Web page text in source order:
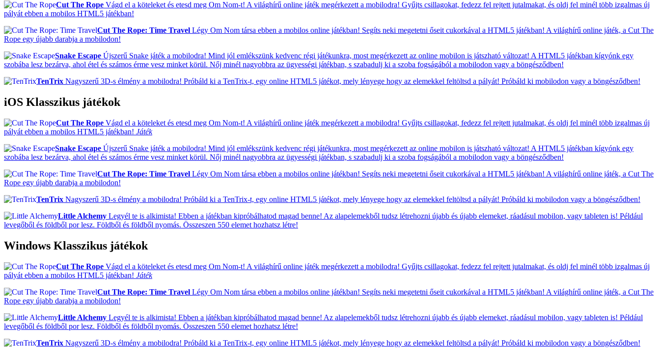
Cut The Rope Vágd el a köteleket és etesd meg Om Nom-t! A világhírű online játék megérkezett a mobilodra! Gyűjts csillagokat, fedezz fel rejtett jutalmakat, és oldj fel minél több izgalmas új
pályát ebben a mobilos HTML5 játékban!
Cut The Rope: Time Travel Légy Om Nom társa ebben a mobilos online játékban! Segíts neki megetetni őseit cukorkával a HTML5 játékban! A világhírű online játék, a Cut The
Rope egy újabb darabja a mobilodon!
Snake Escape Újszerű Snake játék a mobilodra! Mind jól emlékszünk kedvenc régi játékunkra, most megérkezett az online mobilon is játszható változat! A HTML5 játékban kígyónk egy
szobába lesz bezárva, ahol étel és számos érme vesz minket körül. Nőj minél nagyobbra az ügyességi játékban, s szabadulj ki a szoba fogságából a mobilodon vagy a böngésződben!
TenTrix Nagyszerű 3D-s élmény a mobilodra! Próbáld ki a TenTrix-t, egy online HTML5 játékot, mely lényege hogy az elemekkel feltöltsd a pályát! Próbáld ki mobilodon vagy a böngésződben!
iOS Klasszikus játékok
Cut The Rope Vágd el a köteleket és etesd meg Om Nom-t! A világhírű online játék megérkezett a mobilodra! Gyűjts csillagokat, fedezz fel rejtett jutalmakat, és oldj fel minél több izgalmas új
pályát ebben a mobilos HTML5 játékban! Játék
Snake Escape Újszerű Snake játék a mobilodra! Mind jól emlékszünk kedvenc régi játékunkra, most megérkezett az online mobilon is játszható változat! A HTML5 játékban kígyónk egy
szobába lesz bezárva, ahol étel és számos érme vesz minket körül. Nőj minél nagyobbra az ügyességi játékban, s szabadulj ki a szoba fogságából a mobilodon vagy a böngésződben!
Cut The Rope: Time Travel Légy Om Nom társa ebben a mobilos online játékban! Segíts neki megetetni őseit cukorkával a HTML5 játékban! A világhírű online játék, a Cut The
Rope egy újabb darabja a mobilodon!
TenTrix Nagyszerű 3D-s élmény a mobilodra! Próbáld ki a TenTrix-t, egy online HTML5 játékot, mely lényege hogy az elemekkel feltöltsd a pályát! Próbáld ki mobilodon vagy a böngésződben!
Little Alchemy Legyél te is alkimista! Ebben a játékban kipróbálhatod magad benne! Az alapelemekből tudsz létrehozni újabb és újabb elemeket, ráadásul mobilon, vagy tableten is! Például
levegőből és földből por lesz. Földből és földből nyomás. Összeszen 550 elemet hozhatsz létre!
Windows Klasszikus játékok
Cut The Rope Vágd el a köteleket és etesd meg Om Nom-t! A világhírű online játék megérkezett a mobilodra! Gyűjts csillagokat, fedezz fel rejtett jutalmakat, és oldj fel minél több izgalmas új
pályát ebben a mobilos HTML5 játékban! Játék
Cut The Rope: Time Travel Légy Om Nom társa ebben a mobilos online játékban! Segíts neki megetetni őseit cukorkával a HTML5 játékban! A világhírű online játék, a Cut The
Rope egy újabb darabja a mobilodon!
Little Alchemy Legyél te is alkimista! Ebben a játékban kipróbálhatod magad benne! Az alapelemekből tudsz létrehozni újabb és újabb elemeket, ráadásul mobilon, vagy tableten is! Például
levegőből és földből por lesz. Földből és földből nyomás. Összeszen 550 elemet hozhatsz létre!
TenTrix Nagyszerű 3D-s élmény a mobilodra! Próbáld ki a TenTrix-t, egy online HTML5 játékot, mely lényege hogy az elemekkel feltöltsd a pályát! Próbáld ki mobilodon vagy a böngésződben!